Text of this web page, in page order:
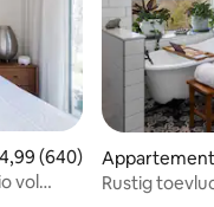
beoordeling
4,99 (640)
vol
Rustig